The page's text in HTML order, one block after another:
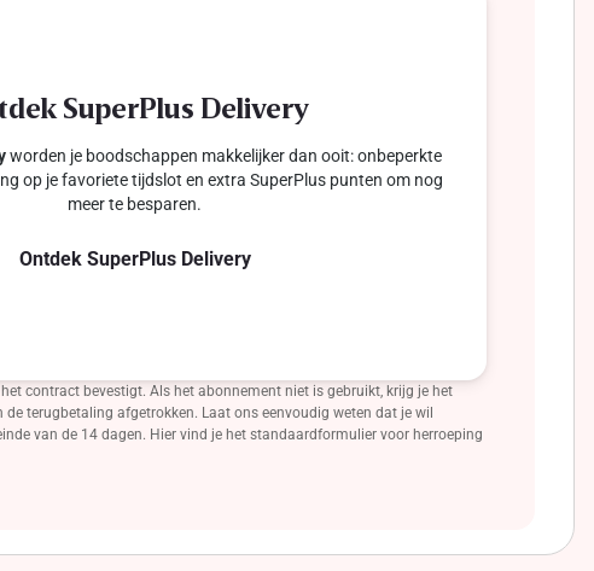
SuperPlus Delivery
worden je boodschappen makkelijker dan ooit: onbeperkte
op je favoriete tijdslot en extra SuperPlus punten om nog
meer te besparen.
Ontdek SuperPlus Delivery
contract bevestigt. Als het abonnement niet is gebruikt, krijg je het
terugbetaling afgetrokken. Laat ons eenvoudig weten dat je wil
van de 14 dagen. Hier vind je het standaardformulier voor herroeping